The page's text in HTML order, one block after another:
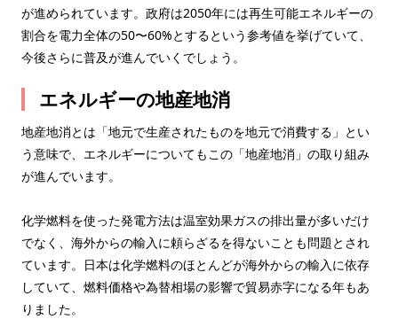
が進められています。政府は2050年には再生可能エネルギーの
割合を電力全体の50〜60%とするという参考値を挙げていて、
今後さらに普及が進んでいくでしょう。
エネルギーの地産地消
地産地消とは「地元で生産されたものを地元で消費する」とい
う意味で、エネルギーについてもこの「地産地消」の取り組み
が進んでいます。
化学燃料を使った発電方法は温室効果ガスの排出量が多いだけ
でなく、海外からの輸入に頼らざるを得ないことも問題とされ
ています。日本は化学燃料のほとんどが海外からの輸入に依存
していて、燃料価格や為替相場の影響で貿易赤字になる年もあ
りました。